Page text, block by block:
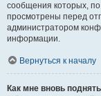
сообщения которых,
просмотрены перед
администратором
информации.
Вернуться к началу
Как мне вновь